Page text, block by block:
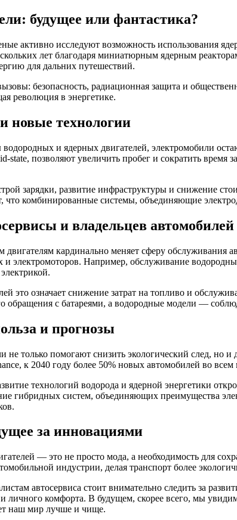
будущее или фантастика?
активно исследуют возможность использования
лет благодаря миниатюрным ядерным
для дальних путешествий.
безопасность, радиационная защита и
революция в энергетике.
новые технологии
водородных и ядерных двигателей, электромобили
state, позволяют увеличить пробег и сократить время
зарядки, развитие инфраструктуры и снижение
что комбинированные системы, объединяющие
и владельцев автомобилей
двигателям кардинально меняет сферу обслуживания
и электромоторов. Например, обслуживание
это означает снижение затрат на топливо и
обращения с батареями, а водородные модели —
и прогнозы
не только помогают снизить экологический след, но
к 2040 году более 50% новых автомобилей во
технологий водорода и ядерной энергетики
гибридных систем, объединяющих преимущества
за инновациями
— это не просто мода, а необходимость для
индустрии, делая транспорт более
автосервиса стоит внимательно следить за
личного комфорта. В будущем, скорее всего, мы
наш мир лучше и чище.